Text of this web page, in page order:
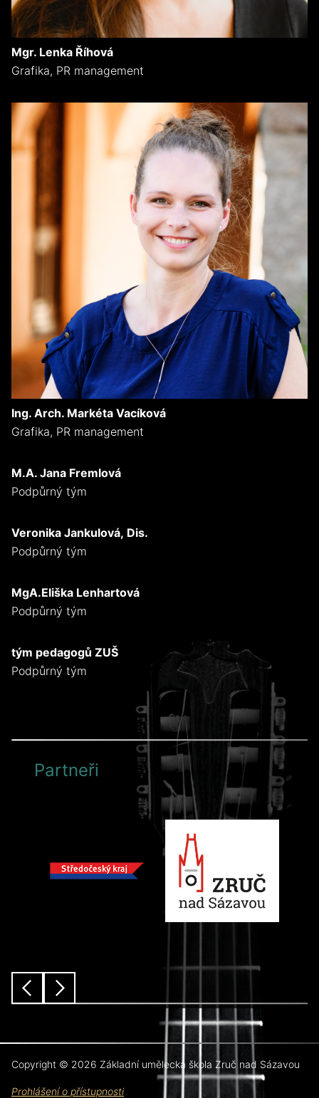
Mgr. Lenka Říhová
Grafika, PR management
Ing. Arch. Markéta Vacíková
Grafika, PR management
M.A. Jana Fremlová
Podpůrný tým
Veronika Jankulová, Dis.
Podpůrný tým
MgA.Eliška Lenhartová
Podpůrný tým
tým pedagogů ZUŠ
Podpůrný tým
Partneři
předchozí
Copyright © 2026 Základní umělecká škola Zruč nad Sázavou
Prohlášení o přístupnosti